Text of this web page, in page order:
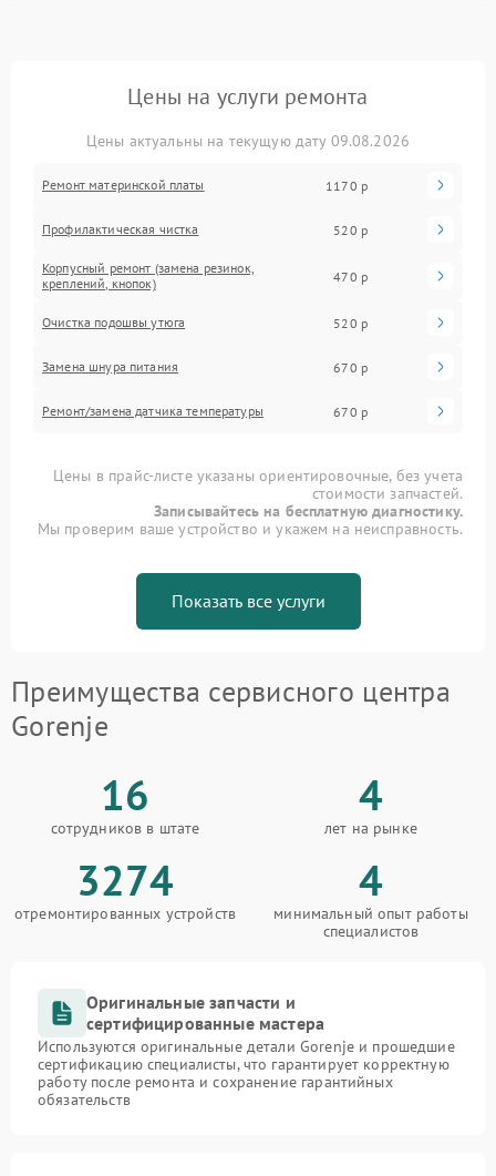
Цены на услуги ремонта
Цены актуальны на текущую дату 09.08.2026
Ремонт материнской платы 1170 р
Профилактическая чистка 520 р
Корпусный ремонт (замена резинок,
креплений, кнопок)
470 р
Очистка подошвы утюга 520 р
Замена шнура питания 670 р
Ремонт/замена датчика температуры 670 р
Цены в прайс-листе указаны ориентировочные, без учета
стоимости запчастей.
Записывайтесь на бесплатную диагностику.
Мы проверим ваше устройство и укажем на неисправность.
Показать все услуги
Преимущества сервисного центра
Gorenje
16
сотрудников в штате
4
лет на рынке
3274
отремонтированных устройств
4
минимальный опыт работы
специалистов
Оригинальные запчасти и
сертифицированные мастера
Используются оригинальные детали Gorenje и прошедшие
сертификацию специалисты, что гарантирует корректную
работу после ремонта и сохранение гарантийных
обязательств